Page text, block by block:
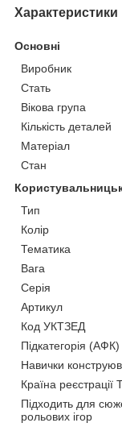
Характеристики
Основні
Виробник
Стать
Вікова група
Кількість деталей
Матеріал
Стан
Тип
Колір
Тематика
Вага
Серія
Артикул
Код УКТЗЕД
Підкатегорія (АФК)
Навички
Країна реєстрації
Підходить для
рольових ігор